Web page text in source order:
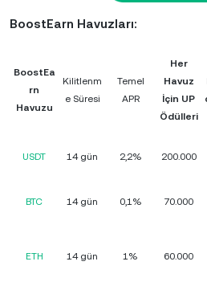
BoostEarn Havuzları:
BoostEa
rn
Havuzu
Kilitlenm
e Süresi
Temel
APR
Her
Havuz
İçin UP
Ödülleri
USDT 14 gün 2,2% 200.000
BTC 14 gün 0,1% 70.000
ETH 14 gün 1% 60.000